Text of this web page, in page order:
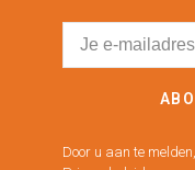
Door u aan te